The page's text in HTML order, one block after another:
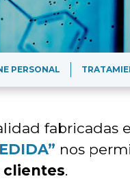
PERSONAL
fabricadas
nos
clientes.